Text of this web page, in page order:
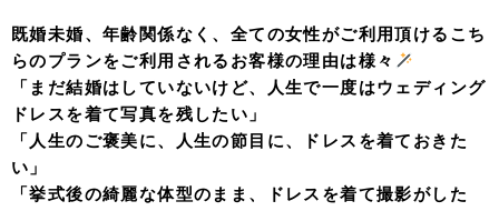
既婚未婚、年齢関係なく、全ての女性がご利用頂けるこち
らのプランをご利用されるお客様の理由は様々
「まだ結婚はしていないけど、人生で一度はウェディング
ドレスを着て写真を残したい」
「人生のご褒美に、人生の節目に、ドレスを着ておきた
い」
「挙式後の綺麗な体型のまま、ドレスを着て撮影がした